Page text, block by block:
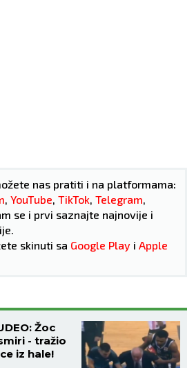
nas pratiti i na platformama:
YouTube TikTok Telegram
se i prvi saznajte najnovije i
skinuti sa Google Play i Apple
Žoc
- tražio
iz hale!